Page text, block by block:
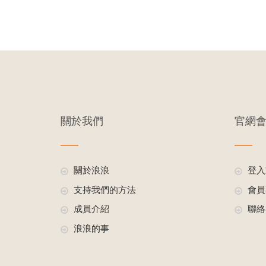
關於我們
關於浪浪
支持我們的方法
成員介紹
浪浪的事
官網
登
會
聯